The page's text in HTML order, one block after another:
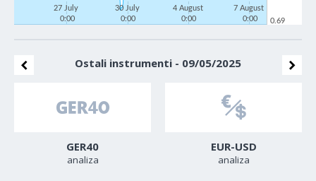
27 July
0:00
30 July
0:00
4 August
0:00
7 August
0:00
0.69
Ostali instrumenti - 09/05/2025
GER40
analiza
EUR-USD
analiza